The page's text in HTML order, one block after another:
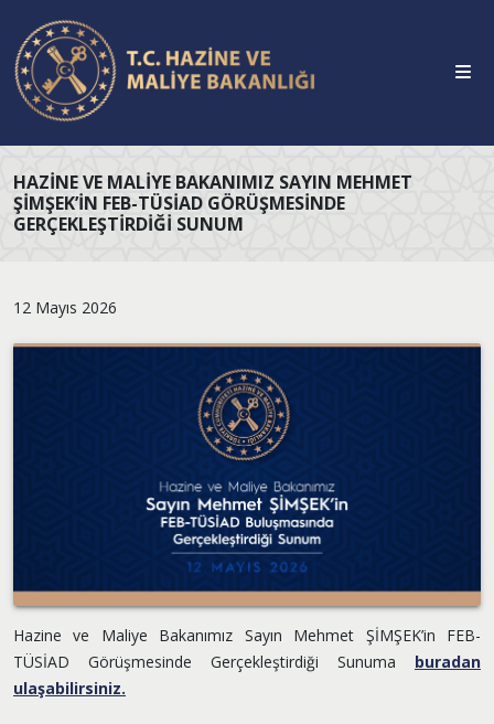
HAZINE VE MALIYE BAKANIMIZ SAYIN MEHMET
ŞİMŞEK’IN FEB-TÜSİAD GÖRÜŞMESINDE
GERÇEKLEŞTIRDIĞI SUNUM
12 Mayıs 2026
Hazine ve Maliye Bakanımız Sayın Mehmet ŞİMŞEK’in FEB-
TÜSİAD Görüşmesinde Gerçekleştirdiği Sunuma buradan
ulaşabilirsiniz.